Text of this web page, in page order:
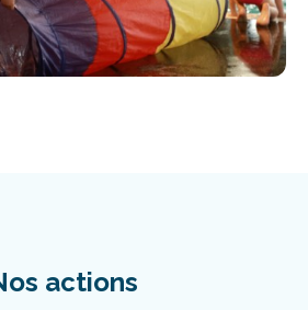
actions